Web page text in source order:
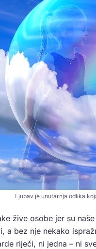
Ljubav je unutarnja odlika
žive osobe jer su
a bez nje nekako
riječi, ni jedna – ni